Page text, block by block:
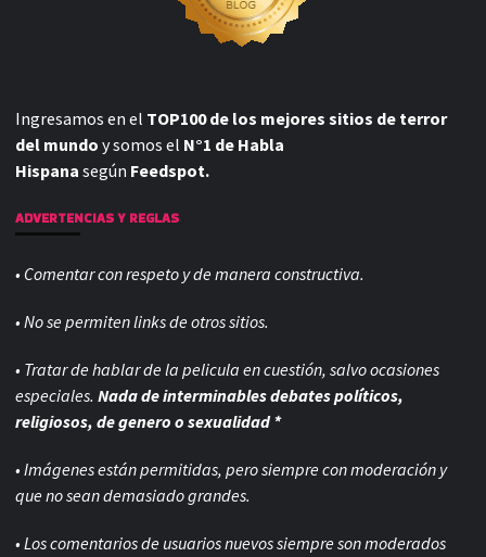
Ingresamos en el TOP100 de los mejores sitios de terror
del mundo y somos el N°1 de Habla
Hispana según Feedspot.
ADVERTENCIAS Y REGLAS
• Comentar con respeto y de manera constructiva.
• No se permiten links de otros sitios.
• Tratar de hablar de la pelicula en cuestión, salvo ocasiones
especiales. Nada de interminables debates políticos,
religiosos, de genero o sexualidad *
• Imágenes están permitidas, pero siempre conmoderación y
que no sean demasiado grandes.
• Los comentarios de usuarios nuevos siempre son moderados